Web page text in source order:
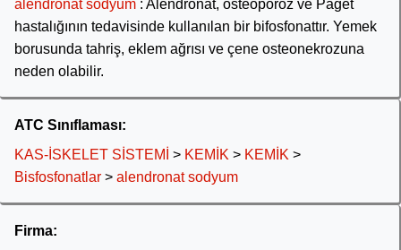
alendronat sodyum : Alendronat, osteoporoz ve Paget
hastalığının tedavisinde kullanılan bir bifosfonattır. Yemek
borusunda tahriş, eklem ağrısı ve çene osteonekrozuna
neden olabilir.
ATC Sınıflaması:
KAS-İSKELET SİSTEMİ > KEMİK > KEMİK >
Bisfosfonatlar > alendronat sodyum
Firma: